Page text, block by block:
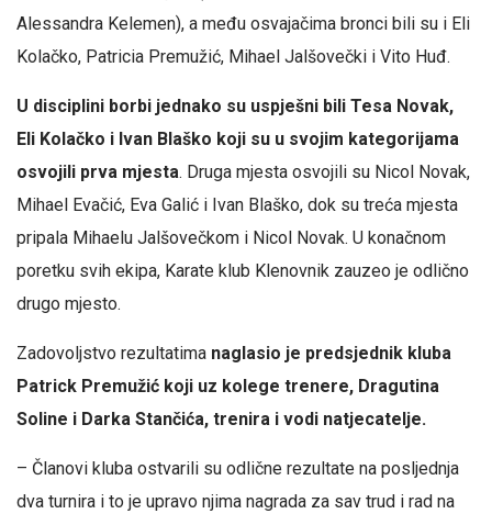
Alessandra Kelemen), a među osvajačima bronci bili su i Eli
Kolačko, Patricia Premužić, Mihael Jalšovečki i Vito Huđ.
U disciplini borbi jednako su uspješni bili Tesa Novak,
Eli Kolačko i Ivan Blaško koji su u svojim kategorijama
osvojili prva mjesta. Druga mjesta osvojili su Nicol Novak,
Mihael Evačić, Eva Galić i Ivan Blaško, dok su treća mjesta
pripala Mihaelu Jalšovečkom i Nicol Novak. U konačnom
poretku svih ekipa, Karate klub Klenovnik zauzeo je odlično
drugo mjesto.
Zadovoljstvo rezultatima naglasio je predsjednik kluba
Patrick Premužić koji uz kolege trenere, Dragutina
Soline i Darka Stančića, trenira i vodi natjecatelje.
– Članovi kluba ostvarili su odlične rezultate na posljednja
dva turnira i to je upravo njima nagrada za sav trud i rad na